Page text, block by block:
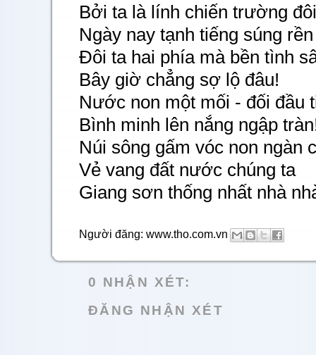
Bởi ta là lính chiến trường
Ngày nay tạnh tiếng súng rền
Đôi ta hai phía mà bền tình
Bây giờ chẳng sợ lộ đâu!
Nước non một mối - đối đầu
Bình minh lên nắng ngập
Núi sông gấm vóc non ngàn
Vẻ vang đất nước chúng ta
Giang sơn thống nhất nhà
Người đăng: www.tho.com.vn
0 NHẬN XÉT:
ĐĂNG NHẬN XÉT